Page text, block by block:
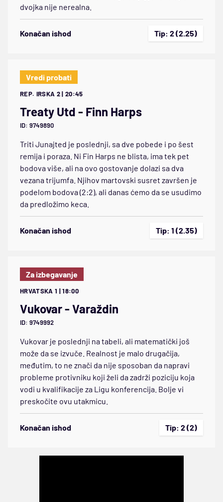
dvojka nije nerealna.
Konačan ishod Tip: 2 (2.25)
Vredi probati
REP. IRSKA 2 | 20:45
Treaty Utd - Finn Harps
ID: 9749890
Triti Junajted je poslednji, sa dve pobede i po šest
remija i poraza. Ni Fin Harps ne blista, ima tek pet
bodova više, ali na ovo gostovanje dolazi sa dva
vezana trijumfa. Njihov martovski susret završen je
podelom bodova (2:2), ali danas ćemo da se usudimo
da predložimo keca.
Konačan ishod Tip: 1 (2.35)
Za izbegavanje
HRVATSKA 1 | 18:00
Vukovar - Varaždin
ID: 9749992
Vukovar je poslednji na tabeli, ali matematički još
može da se izvuče. Realnost je malo drugačija,
međutim, to ne znači da nije sposoban da napravi
probleme protivniku koji želi da zadrži poziciju koja
vodi u kvalifikacije za Ligu konferencija. Bolje vi
preskočite ovu utakmicu.
Konačan ishod Tip: 2 (2)